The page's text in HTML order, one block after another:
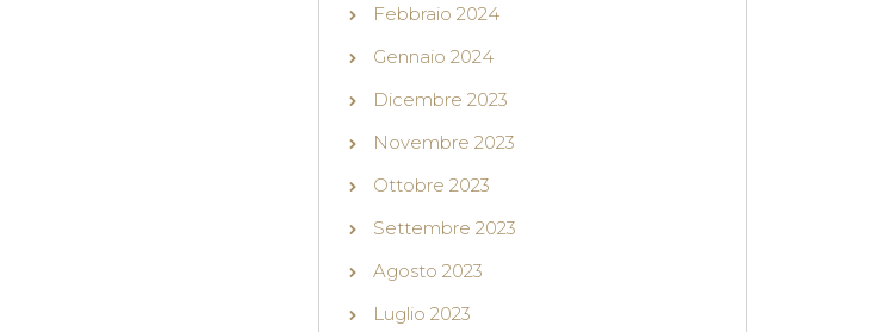
Febbraio 2024
Gennaio 2024
Dicembre 2023
Novembre 2023
Ottobre 2023
Settembre 2023
Agosto 2023
Luglio 2023